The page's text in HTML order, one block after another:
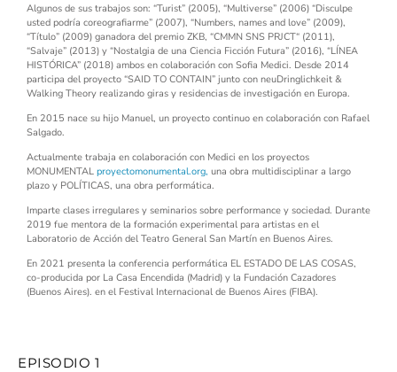
Algunos de sus trabajos son: “Turist” (2005), “Multiverse” (2006) “Disculpe
usted podría coreografiarme” (2007), “Numbers, names and love” (2009),
“Título” (2009) ganadora del premio ZKB, “CMMN SNS PRJCT“ (2011),
“Salvaje” (2013) y “Nostalgia de una Ciencia Ficción Futura” (2016), “LÍNEA
HISTÓRICA” (2018) ambos en colaboración con Sofia Medici. Desde 2014
participa del proyecto “SAID TO CONTAIN” junto con neuDringlichkeit &
Walking Theory realizando giras y residencias de investigación en Europa.
En 2015 nace su hijo Manuel, un proyecto continuo en colaboración con Rafael
Salgado.
Actualmente trabaja en colaboración con Medici en los proyectos
MONUMENTAL proyectomonumental.org, una obra multidisciplinar a largo
plazo y POLÍTICAS, una obra performática.
Imparte clases irregulares y seminarios sobre performance y sociedad. Durante
2019 fue mentora de la formación experimental para artistas en el
Laboratorio de Acción del Teatro General San Martín en Buenos Aires.
En 2021 presenta la conferencia performática EL ESTADO DE LAS COSAS,
co-producida por La Casa Encendida (Madrid) y la Fundación Cazadores
(Buenos Aires). en el Festival Internacional de Buenos Aires (FIBA).
EPISODIO 1